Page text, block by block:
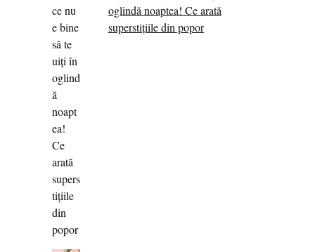
oglindă noaptea! Ce arată
superstițiile din popor